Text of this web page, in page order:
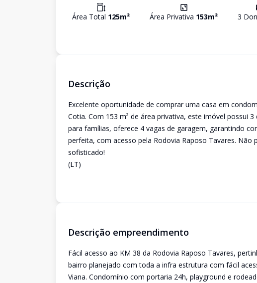
Área Total 125m² Área Privativa 153m² 3
Descrição
Excelente oportunidade de comprar uma casa em
Cotia. Com 153 m² de área privativa, este imóvel possui
para famílias, oferece 4 vagas de garagem, garantindo
perfeita, com acesso pela Rodovia Raposo Tavares.
sofisticado!
(LT)
Descrição empreendimento
Fácil acesso ao KM 38 da Rodovia Raposo Tavares,
bairro planejado com toda a infra estrutura com fácil
Viana. Condomínio com portaria 24h, playground e